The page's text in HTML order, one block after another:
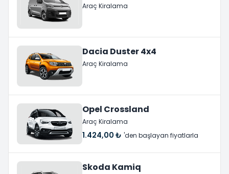
Araç Kiralama
Dacia Duster 4x4
Araç Kiralama
Opel Crossland
Araç Kiralama
1.424,00 ₺ 'den başlayan fiyatlarla
Skoda Kamiq